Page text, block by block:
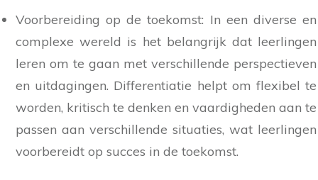
Voorbereiding op de toekomst: In een diverse en
complexe wereld is het belangrijk dat leerlingen
leren om te gaan met verschillende perspectieven
en uitdagingen. Differentiatie helpt om flexibel te
worden, kritisch te denken en vaardigheden aan te
passen aan verschillende situaties, wat leerlingen
voorbereidt op succes in de toekomst.